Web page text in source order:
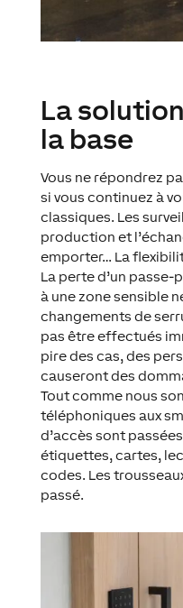
La
la base
Vous ne répondrez
si vous continuez à
classiques. Les
production et
emporter… La
La perte d’un passe-
à une zone sensible
changements de
pas être effectués
pire des cas, des
causeront des
Tout comme nous
téléphoniques aux
d’accès sont
étiquettes, cartes,
codes. Les
passé.